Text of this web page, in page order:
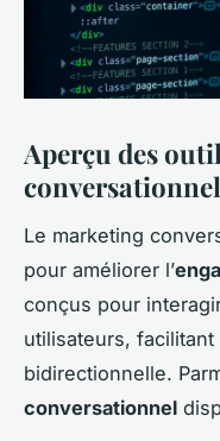
Aperçu des
conversationnel
Le marketing
pour améliorer l’
conçus pour
utilisateurs,
bidirectionnelle.
conversationnel